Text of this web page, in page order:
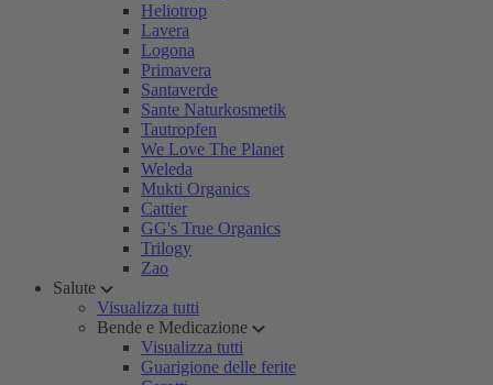
Heliotrop
Lavera
Logona
Primavera
Santaverde
Sante Naturkosmetik
Tautropfen
We Love The Planet
Weleda
Mukti Organics
Cattier
GG's True Organics
Trilogy
Zao
Salute
Visualizza tutti
Bende e Medicazione
Visualizza tutti
Guarigione delle ferite